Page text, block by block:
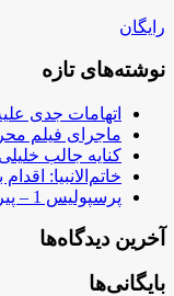
رایگان
نوشته‌های تازه
اتهامات جدی
ماجرای فیلم
کنایه جالب
خاتم‌الانبیا:
پرسپولیس 1 – پیرامیدز 0: شکست قهرمان آفریقا!
آخرین دیدگاه‌ها
بایگانی‌ها